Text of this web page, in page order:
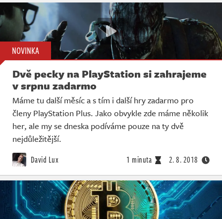
NOVINKA
Dvě pecky na PlayStation si zahrajeme
v srpnu zadarmo
Máme tu další měsíc a s tím i další hry zadarmo pro
členy PlayStation Plus. Jako obvykle zde máme několik
her, ale my se dneska podíváme pouze na ty dvě
nejdůležitější.
David Lux 1 minuta 2. 8. 2018